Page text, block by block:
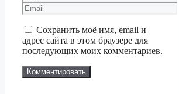
Email
Сохранить моё имя, email и
адрес сайта в этом браузере для
последующих моих комментариев.